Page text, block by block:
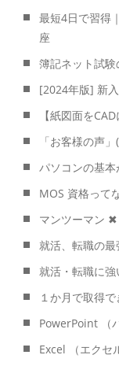
最短4日で習得
座
簿記ネット試
[2024年版] 新
【紙図面を
「お客様の声
パソコンの基
MOS 資格って
マンツーマン
就活、転職の
就活・転職に強
１か月で取得
PowerPoint （
Excel （エクセ